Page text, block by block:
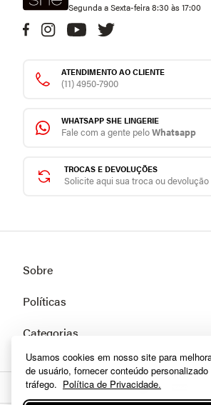
Usamos cookies em nosso site para
de usuário, fornecer conteúdo
tráfego. Política de Privacidade.
Segunda a Sexta-feira 8:30 às 17:00
ATENDIMENTO AO CLIENTE
(11) 4950-7900
WHATSAPP SHE LINGERIE
Fale com a gente peloWhatsapp
TROCAS E DEVOLUÇÕES
Solicite aqui sua troca ou devolução
Sobre
Sobre a She
Fale conosco
Políticas
Trocas e Devoluções
Políticas de privacidade
Dúvidas frequentes
Como comprar
Categorias
Lingerie
Homewear